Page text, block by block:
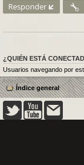
Responder
¿QUIÉN ESTÁ
Usuarios navegando por
Índice general